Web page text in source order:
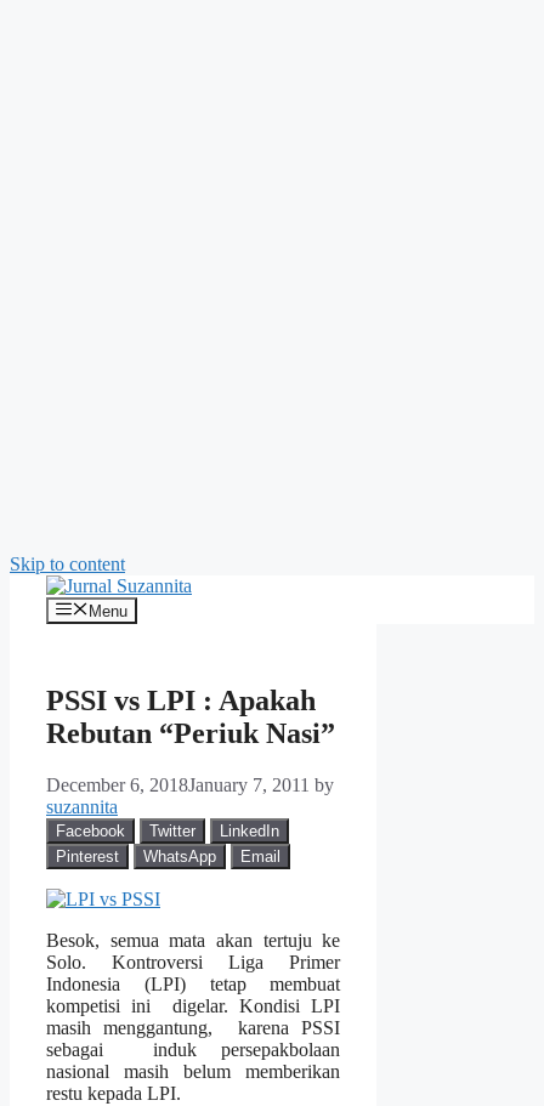
Skip to content
Menu
PSSI vs LPI : Apakah
Rebutan “Periuk Nasi”
December 6, 2018January 7, 2011 by
suzannita
Facebook Twitter
LinkedIn
Pinterest
WhatsApp Email
Besok, semua mata akan tertuju ke
Solo. Kontroversi Liga Primer
Indonesia (LPI) tetap membuat
kompetisi ini digelar. Kondisi LPI
masih menggantung, karena PSSI
sebagai induk persepakbolaan
nasional masih belum memberikan
restu kepada LPI.